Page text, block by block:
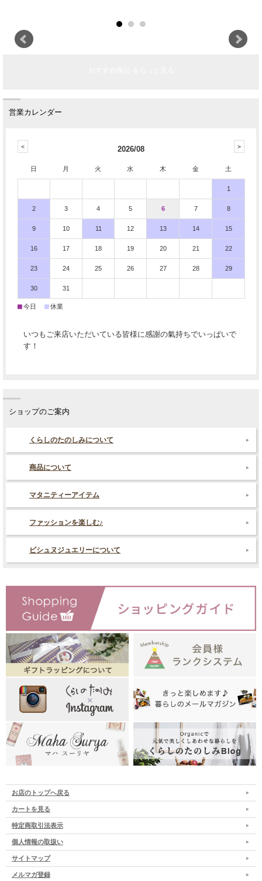
営業カレンダー
2026/08
日 月 火 水 木 金 土
1
2 3 4 5 6 7 8
9 10 11 12 13 14 15
16 17 18 19 20 21 22
23 24 25 26 27 28 29
30 31
■今日 ■休業
いつもご来店いただいている皆様に感謝の氣持ちでいっぱいで
す！
ショップのご案内
くらしのたのしみについて
商品について
マタニティーアイテム
ファッションを楽しむ♪
ビシュヌジュエリーについて
お店のトップへ戻る
カートを見る
特定商取引法表示
個人情報の取扱い
サイトマップ
メルマガ登録